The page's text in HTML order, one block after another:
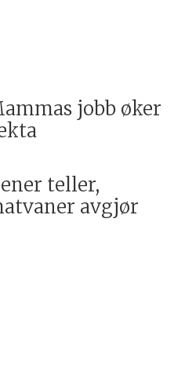
jobb øker
teller,
avgjør